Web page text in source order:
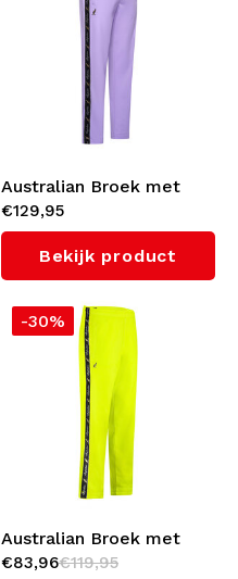
Australian Broek met
zwarte bies 3.0
(Lavender)
€129,95
Bekijk product
-30%
Australian Broek met
zwarte bies 3.0
€83,96€119,95